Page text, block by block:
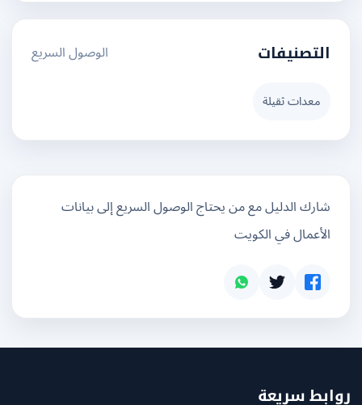
التصنيفات الوصول السريع
معدات ثقيلة
شارك الدليل مع من يحتاج الوصول السريع إلى بيانات
الأعمال في الكويت
سريعة